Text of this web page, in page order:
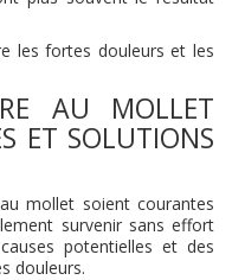
les fortes douleurs et les
AU MOLLET
ET SOLUTIONS
mollet soient courantes
survenir sans effort
potentielles et des
douleurs.